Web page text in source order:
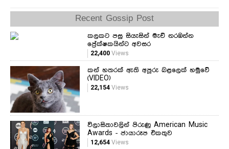
Recent Gossip Post
කලකට පසු සියැසින් මැච් නරඹන්න
ප්‍රේක්ෂකයින්ට අවසර
22,400Views
කන් හතරක් ඇති අපූරු බළලෙක් හමුවේ
(VIDEO)
22,154Views
විලාසිතාවලින් පිරුණු American Music
Awards - ජායාරූප එකතුව
12,654Views